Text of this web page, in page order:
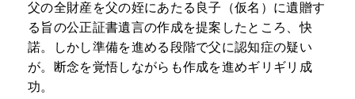
父の全財産を父の姪にあたる良子（仮名）に遺贈す
る旨の公正証書遺言の作成を提案したところ、快
諾。しかし準備を進める段階で父に認知症の疑い
が。断念を覚悟しながらも作成を進めギリギリ成
功。